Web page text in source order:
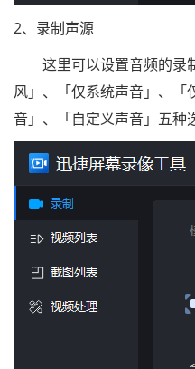
2、录制声源
这里可以设置音频的录
风」、「仅系统声音」、「
音」、「自定义声音」五种